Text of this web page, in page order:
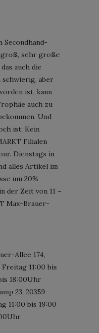
Secondhand-
sehr große
auch die
schwierig, aber
ist, kann
auch zu
Und
ist: Kein
Filialen
Dienstags in
alles Artikel im
um 20%
der Zeit von 11 –
Max-Brauer-
Allee 174,
11:00 bis
18:00Uhr
23, 20359
11:00 bis 19:00